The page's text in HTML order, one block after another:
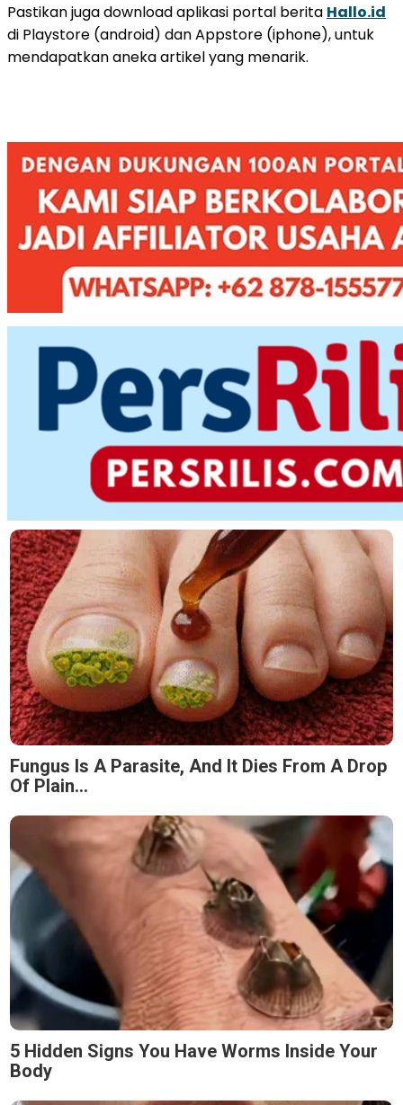
Pastikan juga download aplikasi portal berita Hallo.id
di Playstore (android) dan Appstore (iphone), untuk
mendapatkan aneka artikel yang menarik.
Fungus Is A Parasite, And It Dies From A Drop
Of Plain...
5 Hidden Signs You Have Worms Inside Your
Body